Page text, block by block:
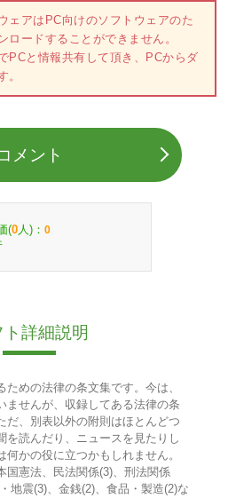
ェアはPC向けのソフトウェアのた
ロードすることができません。
PCと情報共有して頂き、PCからダ
。
メント
(0 人)： 0
ト詳細説明
めの法律の条文集です。今は、
ませんが、収録してある法律の条
だ、別表以外の附則はほとんどつ
を読んだり、ニュースを見たりし
かの役に立つかもしれません。
国憲法、民法関係(3)、刑法関係
地震(3)、金銭(2)、食品・製造(2)な